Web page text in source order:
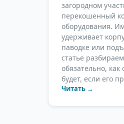
загородном
перекошенный
оборудования.
удерживает
паводке или
статье
обязательно,
будет, если его
Читать →